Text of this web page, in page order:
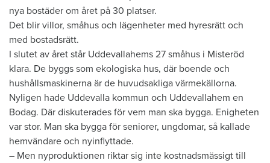
nya bostäder om året på 30 platser.
Det blir villor, småhus och lägenheter med hyresrätt och
med bostadsrätt.
I slutet av året står Uddevallahems 27 småhus i Misteröd
klara. De byggs som ekologiska hus, där boende och
hushållsmaskinerna är de huvudsakliga värmekällorna.
Nyligen hade Uddevalla kommun och Uddevallahem en
Bodag. Där diskuterades för vem man ska bygga. Enigheten
var stor. Man ska bygga för seniorer, ungdomar, så kallade
hemvändare och nyinflyttade.
– Men nyproduktionen riktar sig inte kostnadsmässigt till